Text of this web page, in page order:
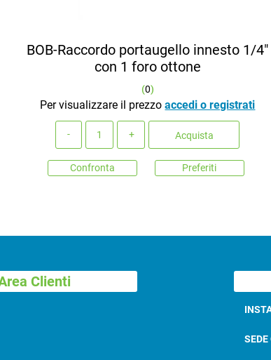
BOB-Raccordo portaugello innesto 1/4"
con 1 foro ottone
(0)
Per visualizzare il prezzoaccedi o registrati
Acquista
Confronta Preferiti
Clienti
SEDE